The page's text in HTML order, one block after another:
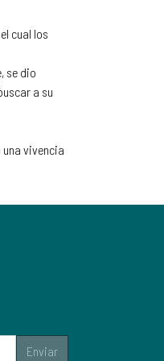
cual los
se dio
a su
una vivencia
Enviar